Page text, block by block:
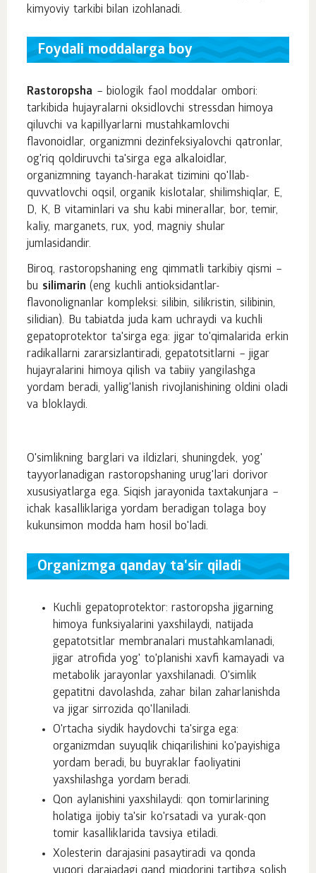
kimyoviy tarkibi bilan izohlanadi.
Foydali moddalarga boy
Rastoropsha – biologik faol moddalar ombori:
tarkibida hujayralarni oksidlovchi stressdan himoya
qiluvchi va kapillyarlarni mustahkamlovchi
flavonoidlar, organizmni dezinfeksiyalovchi qatronlar,
og'riq qoldiruvchi ta'sirga ega alkaloidlar,
organizmning tayanch-harakat tizimini qo'llab-
quvvatlovchi oqsil, organik kislotalar, shilimshiqlar, E,
D, K, B vitaminlari va shu kabi minerallar, bor, temir,
kaliy, marganets, rux, yod, magniy shular
jumlasidandir.
Biroq, rastoropshaning eng qimmatli tarkibiy qismi –
bu silimarin (eng kuchli antioksidantlar-
flavonolignanlar kompleksi: silibin, silikristin, silibinin,
silidian). Bu tabiatda juda kam uchraydi va kuchli
gepatoprotektor ta'sirga ega: jigar to'qimalarida erkin
radikallarni zararsizlantiradi, gepatotsitlarni – jigar
hujayralarini himoya qilish va tabiiy yangilashga
yordam beradi, yallig'lanish rivojlanishining oldini oladi
va bloklaydi.
O'simlikning barglari va ildizlari, shuningdek, yog'
tayyorlanadigan rastoropshaning urug'lari dorivor
xususiyatlarga ega. Siqish jarayonida taxtakunjara –
ichak kasalliklariga yordam beradigan tolaga boy
kukunsimon modda ham hosil bo'ladi.
Organizmga qanday ta'sir qiladi
Kuchli gepatoprotektor: rastoropsha jigarning
himoya funksiyalarini yaxshilaydi, natijada
gepatotsitlar membranalari mustahkamlanadi,
jigar atrofida yog' to'planishi xavfi kamayadi va
metabolik jarayonlar yaxshilanadi. O'simlik
gepatitni davolashda, zahar bilan zaharlanishda
va jigar sirrozida qo'llaniladi.
O'rtacha siydik haydovchi ta'sirga ega:
organizmdan suyuqlik chiqarilishini ko'payishiga
yordam beradi, bu buyraklar faoliyatini
yaxshilashga yordam beradi.
Qon aylanishini yaxshilaydi: qon tomirlarining
holatiga ijobiy ta'sir ko'rsatadi va yurak-qon
tomir kasalliklarida tavsiya etiladi.
Xolesterin darajasini pasaytiradi va qonda